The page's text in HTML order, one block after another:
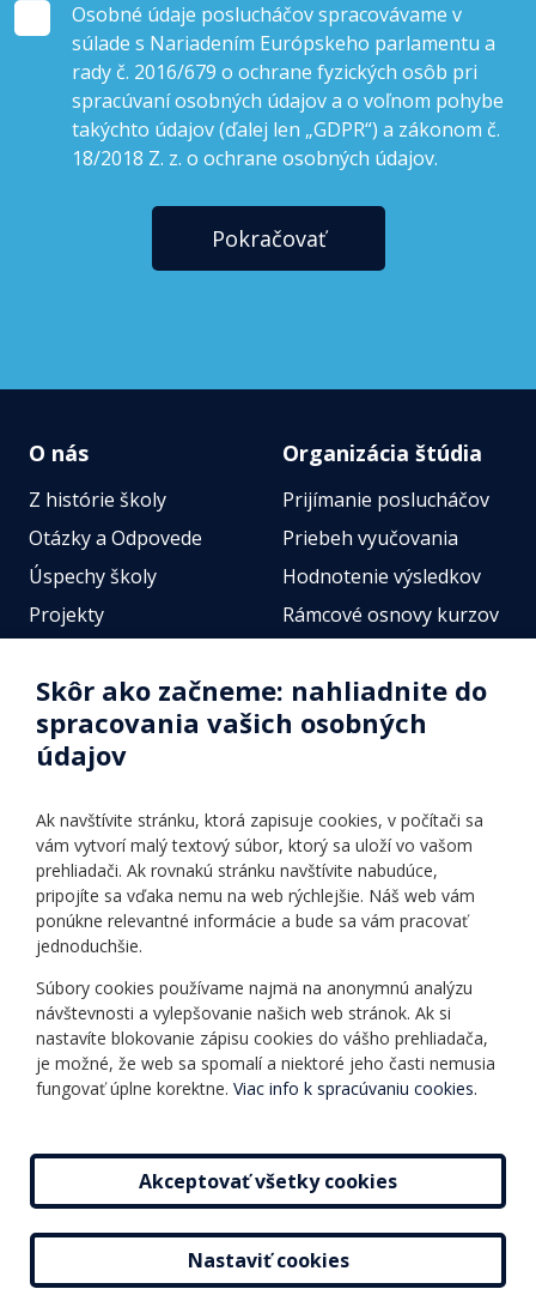
Osobné údaje poslucháčov spracovávame v
súlade s Nariadením Európskeho parlamentu a
rady č. 2016/679 o ochrane fyzických osôb pri
spracúvaní osobných údajov a o voľnom pohybe
takýchto údajov (ďalej len „GDPR“) a zákonom č.
18/2018 Z. z. o ochrane osobných údajov.
Pokračovať
O nás
Z histórie školy
Otázky a Odpovede
Úspechy školy
Projekty
Fotogalérie
Identifikačné údaje školy
Úradné hodiny
Vnútorný poriadok
Organizácia štúdia
Prijímanie poslucháčov
Priebeh vyučovania
Hodnotenie výsledkov
Rámcové osnovy kurzov
Online testy
Ponuka jazykov
Informácie o kurzoch
Online testy
Ako si vybrať a kúpiť
kurz
Príspevky
Rozvrh hodín
Ochrana osobných
údajov
Všeobecné obchodné
podmienky
Skôr ako začneme: nahliadnite do
spracovania vašich osobných
údajov
Ak navštívite stránku, ktorá zapisuje cookies, v počítači sa
vám vytvorí malý textový súbor, ktorý sa uloží vo vašom
prehliadači. Ak rovnakú stránku navštívite nabudúce,
pripojíte sa vďaka nemu na web rýchlejšie. Náš web vám
ponúkne relevantné informácie a bude sa vám pracovať
jednoduchšie.
Súbory cookies používame najmä na anonymnú analýzu
návštevnosti a vylepšovanie našich web stránok. Ak si
nastavíte blokovanie zápisu cookies do vášho prehliadača,
je možné, že web sa spomalí a niektoré jeho časti nemusia
fungovať úplne korektne. Viac info k spracúvaniu cookies.
Akceptovať všetky cookies
Nastaviť cookies